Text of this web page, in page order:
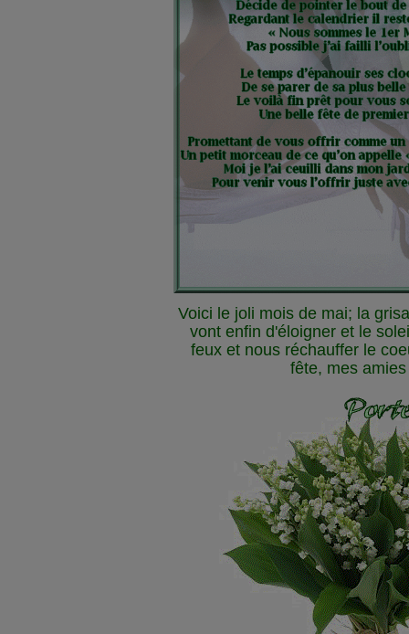
Voici le joli mois de mai; la
vont enfin d'éloigner et le
feux et nous réchauffer le
fête, mes